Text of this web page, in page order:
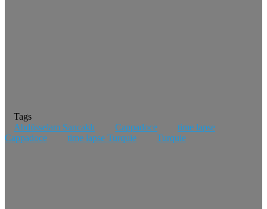
Tags
Abdüsselam Sancaklı
Cappadoce
time lapse
Cappadoce
time lapse Turquie Turquie